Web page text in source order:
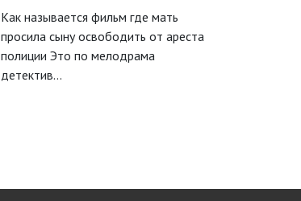
Как называется фильм где мать
просила сыну освободить от ареста
полиции Это по мелодрама
детектив...